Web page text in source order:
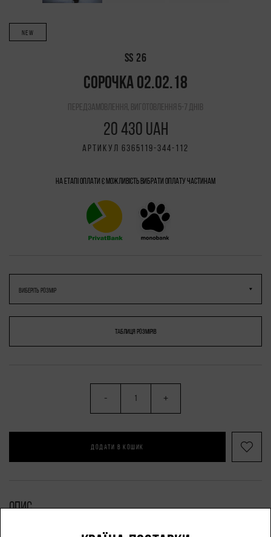
NEW
SS 26
СОРОЧКА 02.02.18
передзамовлення, виготовлення 5-7 днів
20 430 UAH
АРТИКУЛ 6365119-344-112
На етапі оплати є можливість вибрати Оплату частинам
ТАБЛИЦЯ РОЗМІРІВ
- +
ДОДАТИ В КОШИК
Опис